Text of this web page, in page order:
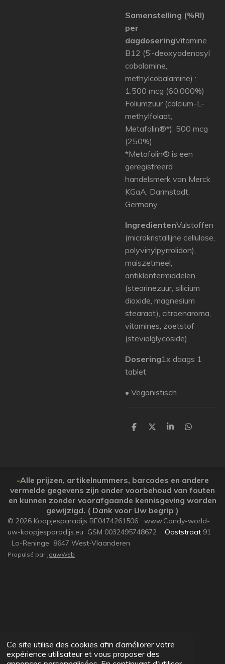
Ce site utilise des cookies afin d’améliorer votre
expérience utilisateur et vous proposer des
Samenstelling (%RI)
per
dagdoseringVitamine
B12 (5’-deoxyadenosyl
cobalamine,
methylcobalamine) :
1.500 mcg (60.000%)
Foliumzuur (calcium-L-
methylfolaat,
Metafolin®*): 500 mcg
(250%)
*Metafolin® is een
geregistreerd
handelsmerk van Merck
KGaA, Darmstadt,
Germany.
IngredientenVulstoffen
(microkristallijne cellulose,
polyvinylpyrrolidon),
maiszetmeel,
antiklontermiddelen
(stearinezuur, silicium
dioxide, magnesium
stearaat), citroenaroma,
vitamines, zoetstof
(steviolglycoside).
Dosering1x daags 1
tablet
• Veganistisch
P
e
P
e
r
P
e
r
P
e
-Alle prijzen, artikelnummers, barcodes en andere
vermelde gegevens zijn onder voorbehoud van fouten
en kunnen zonder voorafgaande kennisgeving worden
gewijzigd. ( Dank voor Uw begrip )
© 2026 Koopjesparadijs BE0474261506 www.Candy-world-
uw-koopjesparadijs.eu GSM 0032495748672 Ooststraat 91
Lo-Reninge 8647 West-Vlaanderen
Propulsé par JouwWeb